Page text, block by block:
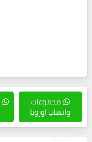
مجموعات
واتساب اوروبا